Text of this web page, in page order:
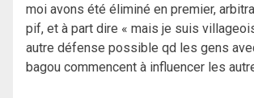
moi avons été éliminé en premier,
pif, et à part dire « mais je suis
autre défense possible qd les gens
bagou commencent à influencer les